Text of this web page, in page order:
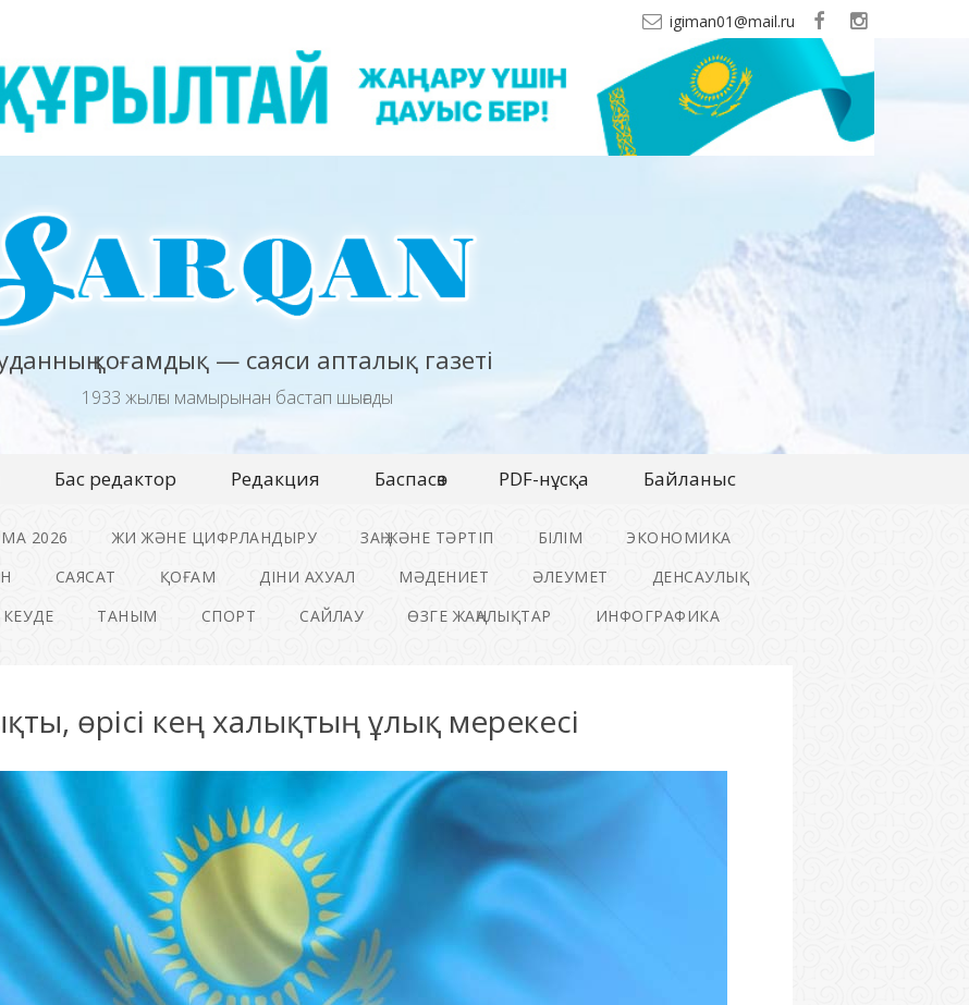
igiman01@mail.ru
қоғамдық — саяси апталық газеті
1933 жылғы мамырынан бастап шығады
Бас редактор Редакция Баспасөз PDF-нұсқа Байланыс
2026 ЖИ ЖӘНЕ ЦИФРЛАНДЫРУ ЗАҢ ЖӘНЕ ТӘРТІП БІЛІМ
ЭКОНОМИКА
САЯСАТ ҚОҒАМ ДІНИ АХУАЛ МӘДЕНИЕТ ӘЛЕУМЕТ
ДЕНСАУЛЫҚ
ТАНЫМ СПОРТ САЙЛАУ ӨЗГЕ ЖАҢАЛЫҚТАР ИНФОГРАФИКА
өрісі кең халықтың ұлық мерекесі